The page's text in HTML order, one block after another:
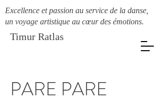
Timur Ratlas
Excellence et passion au service de la danse,
un voyage artistique au cœur des émotions.
PARE PARE